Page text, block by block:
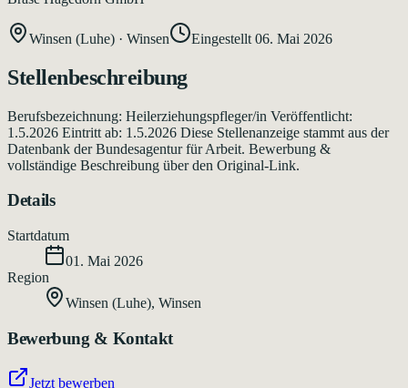
Winsen (Luhe) · Winsen Eingestellt 06. Mai 2026
Stellenbeschreibung
Berufsbezeichnung: Heilerziehungspfleger/in Veröffentlicht:
1.5.2026 Eintritt ab: 1.5.2026 Diese Stellenanzeige stammt aus der
Datenbank der Bundesagentur für Arbeit. Bewerbung &
vollständige Beschreibung über den Original-Link.
Details
Startdatum
01. Mai 2026
Region
Winsen (Luhe), Winsen
Bewerbung & Kontakt
Jetzt bewerben